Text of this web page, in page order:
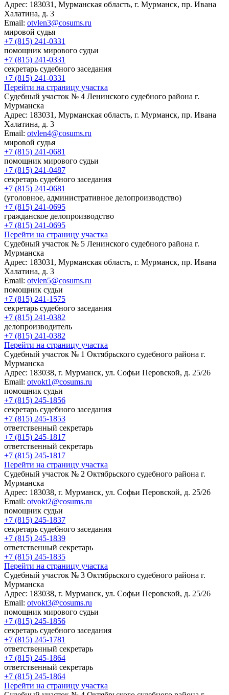
Адрес: 183031, Мурманская область, г. Мурманск, пр. Ивана
Халатина, д. 3
Email: otvlen3@cosums.ru
мировой судья
+7 (815) 241-0331
помощник мирового судьи
+7 (815) 241-0331
секретарь судебного заседания
+7 (815) 241-0331
Перейти на страницу участка
Судебный участок № 4 Ленинского судебного района г.
Мурманска
Адрес: 183031, Мурманская область, г. Мурманск, пр. Ивана
Халатина, д. 3
Email: otvlen4@cosums.ru
мировой судья
+7 (815) 241-0681
помощник мирового судьи
+7 (815) 241-0487
секретарь судебного заседания
+7 (815) 241-0681
(уголовное, административное делопроизводство)
+7 (815) 241-0695
гражданское делопроизводство
+7 (815) 241-0695
Перейти на страницу участка
Судебный участок № 5 Ленинского судебного района г.
Мурманска
Адрес: 183031, Мурманская область, г. Мурманск, пр. Ивана
Халатина, д. 3
Email: otvlen5@cosums.ru
помощник судьи
+7 (815) 241-1575
секретарь судебного заседания
+7 (815) 241-0382
делопроизводитель
+7 (815) 241-0382
Перейти на страницу участка
Cудебный участок № 1 Октябрьского судебного района г.
Мурманска
Адрес: 183038, г. Мурманск, ул. Софьи Перовской, д. 25/26
Email: otvokt1@cosums.ru
помощник судьи
+7 (815) 245-1856
секретарь судебного заседания
+7 (815) 245-1853
ответственный секретарь
+7 (815) 245-1817
ответственный секретарь
+7 (815) 245-1817
Перейти на страницу участка
Cудебный участок № 2 Октябрьского судебного района г.
Мурманска
Адрес: 183038, г. Мурманск, ул. Софьи Перовской, д. 25/26
Email: otvokt2@cosums.ru
помощник судьи
+7 (815) 245-1837
секретарь судебного заседания
+7 (815) 245-1839
ответственный секретарь
+7 (815) 245-1835
Перейти на страницу участка
Cудебный участок № 3 Октябрьского судебного района г.
Мурманска
Адрес: 183038, г. Мурманск, ул. Софьи Перовской, д. 25/26
Email: otvokt3@cosums.ru
помощник мирового судьи
+7 (815) 245-1856
секретарь судебного заседания
+7 (815) 245-1781
ответственный секретарь
+7 (815) 245-1864
ответственный секретарь
+7 (815) 245-1864
Перейти на страницу участка